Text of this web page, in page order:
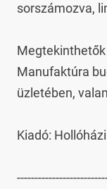
sorszámozva,
Manufaktúra
üzletében,
Kiadó: